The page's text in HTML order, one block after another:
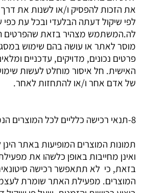
את הזכות להפסיק ו/או לשנות את
לפי שיקול דעתה הבלעדי ובכל עת כפי
לה.המשתמש מצהיר בזאת שהפרטים
מוסר לאתר או עושה בהם שימוש
פרטים נכונים, מדויקים, עדכניים
האישית. חל איסור מוחלט לעשות
של אדם אחר ו/או להתחזות לאחר.
8-תנאי רכישה כלליים לכל המוצרים הנמכרים באתר
תמונות המוצרים המופיעות באתר
ואינן מחייבות באופן כלשהו את
בזאת, כי לא תתאפשר רכישה
המוצרים. מפעילת האתר שומרת